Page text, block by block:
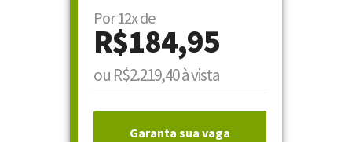
Por 12x de
R$184,95
ou R$2.219,40 à vista
Garanta sua vaga